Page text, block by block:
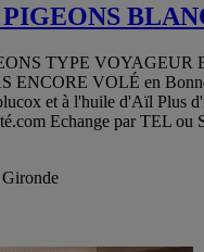
TYPE VOYAGEUR
ENCORE VOLÉ en
et à l'huile d'Aïl Plus
Echange par TEL ou